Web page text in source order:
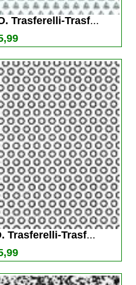
Trasferelli-Trasf...
Trasferelli-Trasf...